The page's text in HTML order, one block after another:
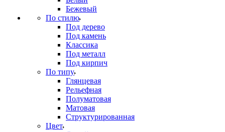
Бежевый
По стилю
Под дерево
Под камень
Классика
Под металл
Под кирпич
По типу
Глянцевая
Рельефная
Полуматовая
Матовая
Структурированная
Цвет